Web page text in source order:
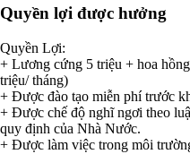
Quyền lợi được hưởng
Quyền Lợi:
+ Lương cứng 5 triệu + hoa
triệu/ tháng)
+ Được đào tạo miễn phí trước
+ Được chế độ nghĩ ngơi theo
quy định của Nhà Nước.
+ Được làm việc trong môi